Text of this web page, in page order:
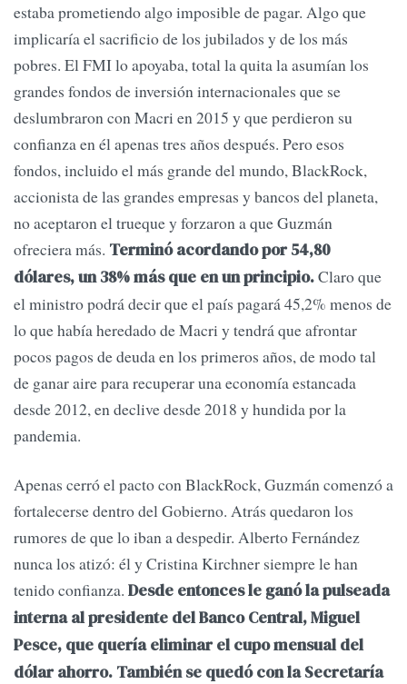
estaba prometiendo algo imposible de pagar. Algo que
implicaría el sacrificio de los jubilados y de los más
pobres. El FMI lo apoyaba, total la quita la asumían los
grandes fondos de inversión internacionales que se
deslumbraron con Macri en 2015 y que perdieron su
confianza en él apenas tres años después. Pero esos
fondos, incluido el más grande del mundo, BlackRock,
accionista de las grandes empresas y bancos del planeta,
no aceptaron el trueque y forzaron a que Guzmán
ofreciera más. Terminó acordando por 54,80
dólares, un 38% más que en un principio.Claro que
el ministro podrá decir que el país pagará 45,2% menos de
lo que había heredado de Macri y tendrá que afrontar
pocos pagos de deuda en los primeros años, de modo tal
de ganar aire para recuperar una economía estancada
desde 2012, en declive desde 2018 y hundida por la
pandemia.
Apenas cerró el pacto con BlackRock, Guzmán comenzó a
fortalecerse dentro del Gobierno. Atrás quedaron los
rumores de que lo iban a despedir. Alberto Fernández
nunca los atizó: él y Cristina Kirchner siempre le han
tenido confianza. Desde entonces le ganó la pulseada
interna al presidente del Banco Central, Miguel
Pesce, que quería eliminar el cupo mensual del
dólar ahorro. También se quedó con la Secretaría